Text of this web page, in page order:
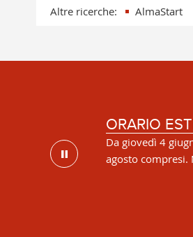
Altre ricerche: AlmaStart
ORARIO
Da giovedì 4
agosto compresi.